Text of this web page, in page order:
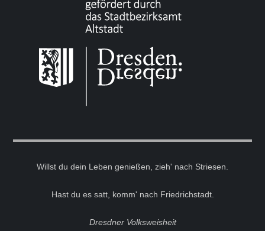
Willst du dein Leben genießen, zieh' nach Striesen.
Hast du es satt, komm' nach Friedrichstadt.
Dresdner Volksweisheit